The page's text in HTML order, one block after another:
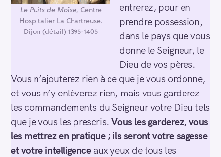
Le Puits de Moïse, Centre
Hospitalier La Chartreuse.
Dijon (détail) 1395-1405
entrerez, pour en
prendre possession,
dans le pays que vous
donne le Seigneur, le
Dieu de vos pères.
Vous n’ajouterez rien à ce que je vous ordonne,
et vous n’y enlèverez rien, mais vous garderez
les commandements du Seigneur votre Dieu tels
que je vous les prescris.Vous les garderez, vous
les mettrez en pratique ; ils seront votre sagesse
et votre intelligenceaux yeux de tous les